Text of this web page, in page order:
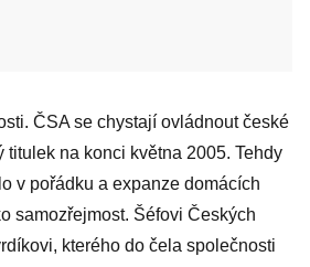
ČSA se chystají ovládnout české
titulek na konci května 2005. Tehdy
v pořádku a expanze domácích
samozřejmost. Šéfovi Českých
kterého do čela společnosti